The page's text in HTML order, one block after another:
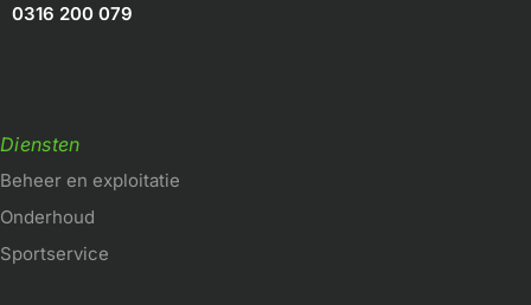
0316 200 079
Diensten
Beheer en exploitatie
Onderhoud
Sportservice